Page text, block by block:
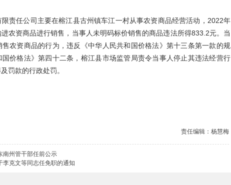
任公司主要在榕江县古州镇车江一村从事农资商品经营活动，2022年
农资商品进行销售，当事人未明码标价销售的商品违法所得833.2元。当
农资商品的行为，违反《中华人民共和国价格法》第十三条第一款的规
价格法》第四十二条，榕江县市场监管局责令当事人停止其违法经营行
罚款的行政处罚。
责任编辑：杨慧梅
南州管干部任前公示
李克文等同志任免职的通知